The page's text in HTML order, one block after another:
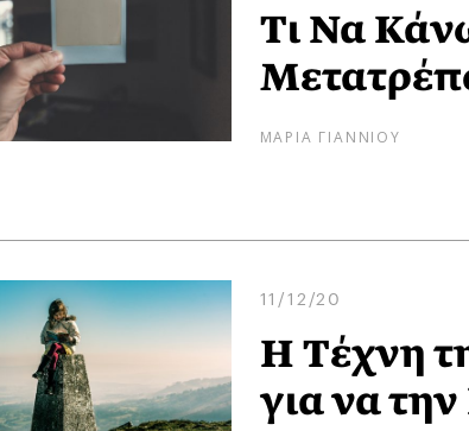
Τι Να
ΜΑΡΙΑ ΓΙΑΝΝΙΟΥ
11/12/20
Η Tέχνη
για να